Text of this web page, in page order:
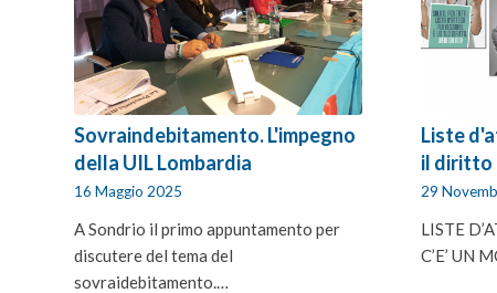
Sovraindebitamento. L'impegno
della UIL Lombardia
16 Maggio 2025
A Sondrio il primo appuntamento per
discutere del tema del
sovraidebitamento.…
Liste
il diritto
29
LISTE
C’E’ UN